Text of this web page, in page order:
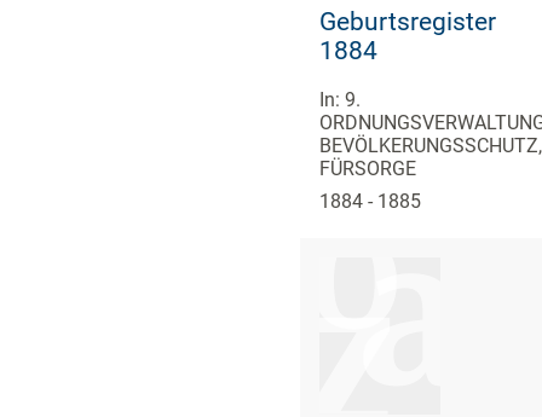
Geburtsregister
1884
In: 9.
BEVÖLKERUNGSSCHUTZ,
FÜRSORGE
1884 - 1885